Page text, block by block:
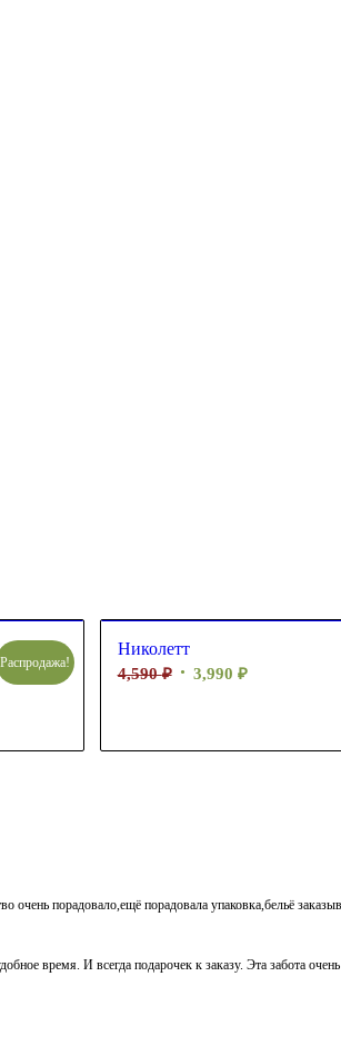
Распродажа!
Николетт
4,590₽ 3,990 ₽
очень порадовало,ещё порадовала упаковка,бельё
время. И всегда подарочек к заказу. Эта забота